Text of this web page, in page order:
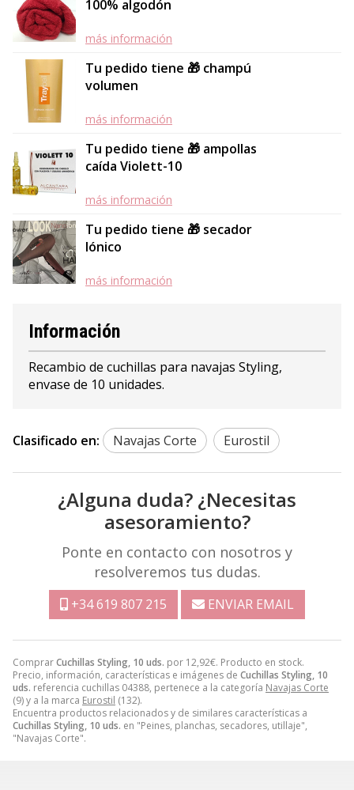
100% algodón
más información
Tu pedido tiene 🎁 champú
volumen
más información
Tu pedido tiene 🎁 ampollas
caída Violett-10
más información
Tu pedido tiene 🎁 secador
Iónico
más información
ComprarCuchillas Styling, 10 uds. por 12,92€. Producto en stock.
Precio, información, características e imágenes de Cuchillas Styling, 10
uds. referencia cuchillas 04388, pertenece a la categoría Navajas Corte
(9) y a la marca Eurostil (132).
Encuentra productos relacionados y de similares características a
Cuchillas Styling, 10 uds. en "Peines, planchas, secadores, utillaje",
"Navajas Corte".
Información
Recambio de cuchillas para navajas Styling,
envase de 10 unidades.
Clasificado en: Navajas Corte Eurostil
¿Alguna duda? ¿Necesitas
asesoramiento?
Ponte en contacto con nosotros y
resolveremos tus dudas.
+34 619 807 215 ENVIAR EMAIL